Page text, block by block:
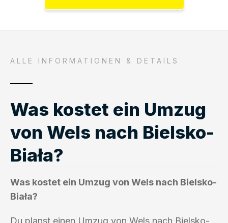
ALLE INFORMATIONEN & DETAILS
Was kostet ein Umzug
von Wels nach Bielsko-
Biała?
Was kostet ein Umzug von Wels nach Bielsko-
Biała?
Du planst einen Umzug von Wels nach Bielsko-